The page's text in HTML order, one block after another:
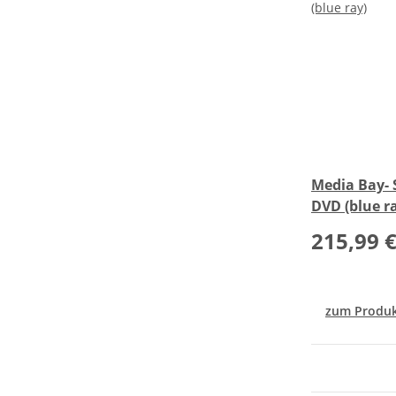
Media
DVD (blue
215,99
zum